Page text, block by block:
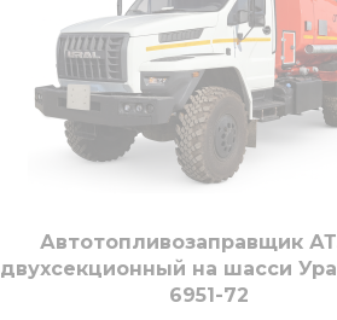
Автотопливозаправщик
двухсекционный на шасси
6951-72